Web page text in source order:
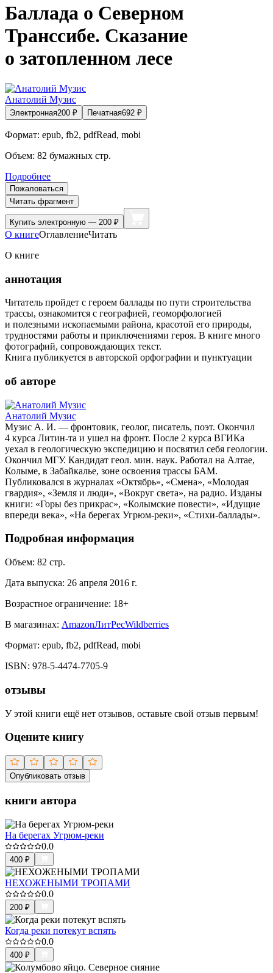
Баллада о Северном
Транссибе. Сказание
о затопленном лесе
Анатолий Музис
Электронная200 ₽ Печатная692 ₽
Формат: epub, fb2, pdfRead, mobi
Объем: 82 бумажных стр.
Подробнее
Пожаловаться
Читать фрагмент
Купить электронную — 200 ₽
О книгеОглавлениеЧитать
О книге
аннотация
Читатель пройдет с героем баллады по пути строительства
трассы, ознакомится с географией, геоморфологией
и полезными ископаемыми района, красотой его природы,
трудностями работы и приключениями героя. В книге много
фотографий, сопровождающих текст.
Книга публикуется в авторской орфографии и пунктуации
об авторе
Анатолий Музис
Музис А. И. — фронтовик, геолог, писатель, поэт. Окончил
4 курса Литин-та и ушел на фронт. После 2 курса ВГИКа
уехал в геологическую экспедицию и посвятил себя геологии.
Окончил МГУ. Кандидат геол. мин. наук. Работал на Алтае,
Колыме, в Забайкалье, зоне освоения трассы БАМ.
Публиковался в журналах «Октябрь», «Смена», «Молодая
гвардия», «Земля и люди», «Вокруг света», на радио. Изданы
книги: «Горы без прикрас», «Колымские повести», «Идущие
впереди века», «На берегах Угрюм-реки», «Стихи-баллады».
Подробная информация
Объем: 82 стр.
Дата выпуска: 26 апреля 2016 г.
Возрастное ограничение: 18+
В магазинах: AmazonЛитРесWildberries
Формат: epub, fb2, pdfRead, mobi
ISBN: 978-5-4474-7705-9
отзывы
У этой книги ещё нет отзывов, оставьте свой отзыв первым!
Оцените книгу
Опубликовать отзыв
книги автора
На берегах Угрюм-реки
0.0
400 ₽
НЕХОЖЕНЫМИ ТРОПАМИ
0.0
200 ₽
Когда реки потекут вспять
0.0
400 ₽